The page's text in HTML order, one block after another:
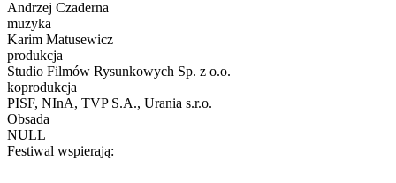
Andrzej Czaderna
muzyka
Karim Matusewicz
produkcja
Studio Filmów Rysunkowych Sp. z o.o.
koprodukcja
PISF, NInA, TVP S.A., Urania s.r.o.
Obsada
NULL
Festiwal wspierają: